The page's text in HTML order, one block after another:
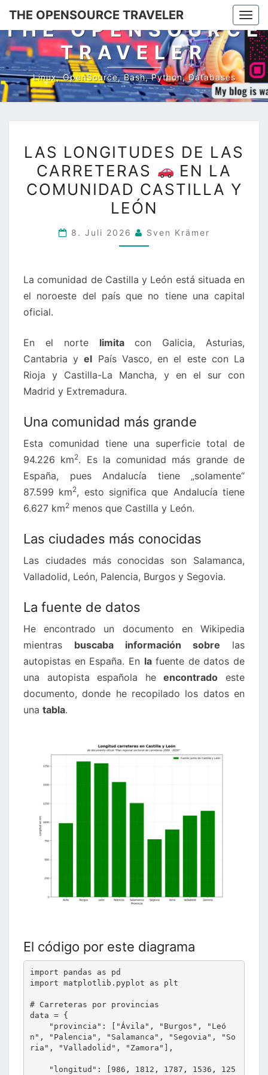
Skip
content
THE OPENSOURCE TRAVELER
THE OPENSOURCE
TRAVELER
Linux, OpenSource, Bash, Python, Databases
LONGITUDES
DE
LAS
CARRETERAS
EN
CASTILLA
Y
LAS LONGITUDES DE LAS
CARRETERAS
EN LA
COMUNIDAD CASTILLA Y
LEÓN
8. Juli 2026 Sven Krämer
La comunidad de Castilla y León está situada en
el noroeste del país que no tiene una capital
oficial.
En el norte limitacon Galicia, Asturias,
Cantabria yel País Vasco, en el este con La
Rioja y Castilla-La Mancha, y en el sur con
Madrid y Extremadura.
Una comunidad más grande
Esta comunidad tiene una superficie total de
94.226 km2. Es la comunidad más grande de
España, pues Andalucía tiene „solamente“
87.599 km2, esto significa que Andalucía tiene
6.627 km2 menos que Castilla y León.
Las ciudades más conocidas
Las ciudades más conocidas son Salamanca,
Valladolid, León, Palencia, Burgos y Segovia.
La fuente de datos
He encontrado un documento en Wikipedia
mientras buscaba información sobre las
autopistas en España. En lafuente de datos de
una autopista española heencontrado este
documento, donde he recopilado los datos en
una tabla.
El código por este diagrama
import pandas as pd
import matplotlib.pyplot as plt
# Carreteras por provincias
data = {
n", "Palencia", "Salamanca", "Segovia", "So
ria", "Valladolid", "Zamora"],